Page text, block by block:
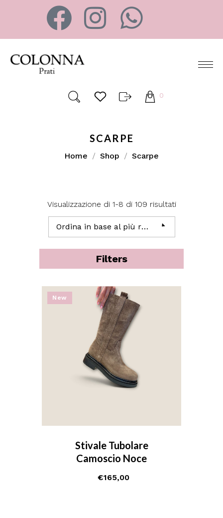
0
SCARPE
Home Shop Scarpe
Visualizzazione di 1-8 di 109 risultati
Ordina in base al più recente
Filters
New
Stivale Tubolare
Camoscio Noce
€165,00